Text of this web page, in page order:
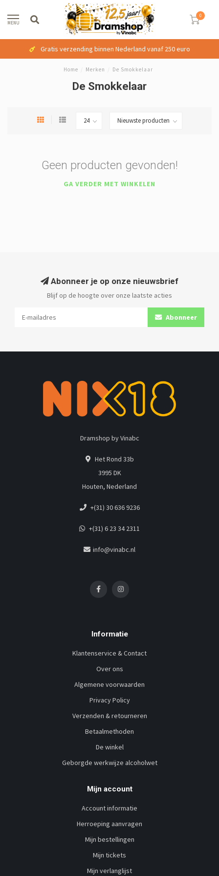
MENU
0
Gratis verzending binnen Nederland vanaf 250 euro
Home Merken De Smokkelaar
De Smokkelaar
Geen producten gevonden!
GA VERDER MET WINKELEN
Abonneer je op onze nieuwsbrief
Blijf op de hoogte over onze laatste acties
Abonneer
Dramshop by Vinabc
Het Rond 33b
3995 DK
Houten, Nederland
+(31) 30 636 9236
+(31) 6 23 34 2311
info@vinabc.nl
Informatie
Klantenservice & Contact
Over ons
Algemene voorwaarden
Privacy Policy
Verzenden & retourneren
Betaalmethoden
De winkel
Geborgde werkwijze alcoholwet
Mijn account
Account informatie
Herroeping aanvragen
Mijn bestellingen
Mijn tickets
Mijn verlanglijst